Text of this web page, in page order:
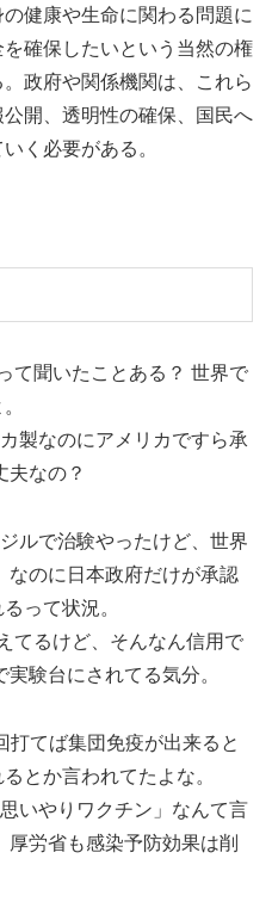
健康や生命に関わる問題に
確保したいという当然の権
政府や関係機関は、これら
開、透明性の確保、国民へ
く必要がある。
て聞いたことある？ 世界で
製なのにアメリカですら承
夫なの？
ルで治験やったけど、世界
なのに日本政府だけが承認
って状況。
てるけど、そんなん信用で
験台にされてる気分。
打てば集団免疫が出来ると
とか言われてたよな。
いやりワクチン」なんて言
労省も感染予防効果は削